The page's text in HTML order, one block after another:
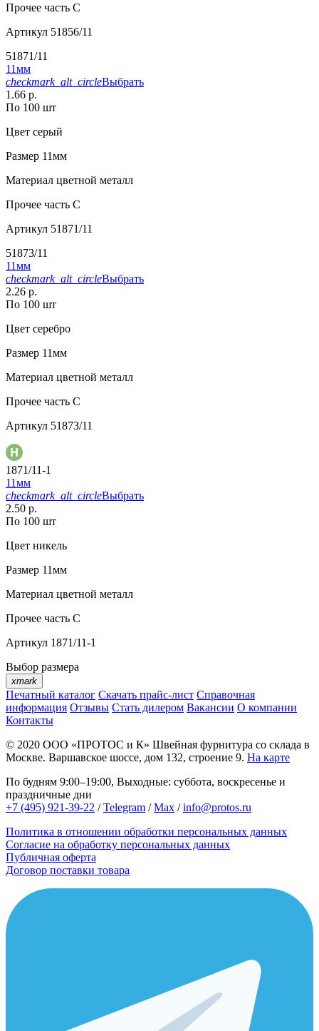
Прочее часть C
Артикул 51856/11
51871/11
11мм
checkmark_alt_circleВыбрать
1.66 р.
По 100 шт
Цвет серый
Размер 11мм
Материал цветной металл
Прочее часть C
Артикул 51871/11
51873/11
11мм
checkmark_alt_circleВыбрать
2.26 р.
По 100 шт
Цвет серебро
Размер 11мм
Материал цветной металл
Прочее часть C
Артикул 51873/11
1871/11-1
11мм
checkmark_alt_circleВыбрать
2.50 р.
По 100 шт
Цвет никель
Размер 11мм
Материал цветной металл
Прочее часть С
Артикул 1871/11-1
Выбор размера
xmark
Печатный каталог Скачать прайс-лист Справочная
информация Отзывы Стать дилером Вакансии О компании
Контакты
© 2020 ООО «ПРОТОС и К» Швейная фурнитура со склада в
Москве. Варшавское шоссе, дом 132, строение 9. На карте
По будням 9:00–19:00, Выходные: суббота, воскресенье и
праздничные дни
+7 (495) 921-39-22 /Telegram /Max /info@protos.ru
Политика в отношении обработки персональных данных
Согласие на обработку персональных данных
Публичная оферта
Договор поставки товара